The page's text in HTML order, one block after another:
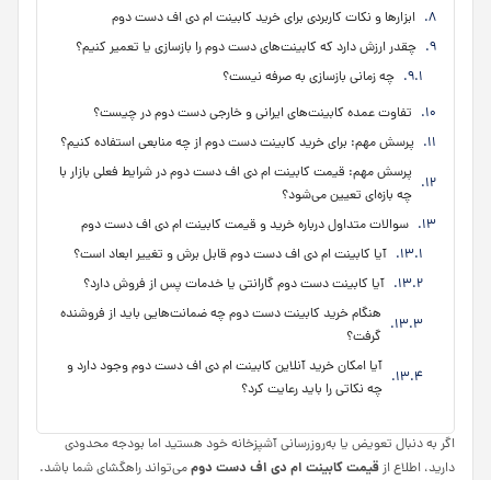
ابزارها و نکات کاربردی برای خرید کابینت ام دی اف دست دوم
چقدر ارزش دارد که کابینت‌های دست دوم را بازسازی یا تعمیر کنیم؟
چه زمانی بازسازی به صرفه نیست؟
تفاوت عمده کابینت‌های ایرانی و خارجی دست دوم در چیست؟
پرسش مهم: برای خرید کابینت دست دوم از چه منابعی استفاده کنیم؟
پرسش مهم: قیمت کابینت ام دی اف دست دوم در شرایط فعلی بازار با
چه بازه‌ای تعیین می‌شود؟
سوالات متداول درباره خرید و قیمت کابینت ام دی اف دست دوم
آیا کابینت ام دی اف دست دوم قابل برش و تغییر ابعاد است؟
آیا کابینت دست دوم گارانتی یا خدمات پس از فروش دارد؟
هنگام خرید کابینت دست دوم چه ضمانت‌هایی باید از فروشنده
گرفت؟
آیا امکان خرید آنلاین کابینت ام دی اف دست دوم وجود دارد و
چه نکاتی را باید رعایت کرد؟
اگر به دنبال تعویض یا به‌روزرسانی آشپزخانه خود هستید اما بودجه محدودی
دارید، اطلاع ازقیمت کابینت ام دی اف دست دوممی‌تواند راهگشای شما باشد.